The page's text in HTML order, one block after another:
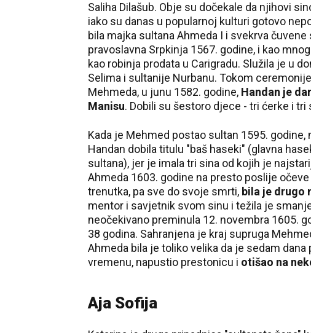
Saliha Dilašub. Obje su dočekale da njihovi
iako su danas u popularnoj kulturi gotovo
bila majka sultana Ahmeda I i svekrva
pravoslavna Srpkinja 1567. godine, i kao
kao robinja prodata u Carigradu. Služila je u
Selima i sultanije Nurbanu. Tokom
Mehmeda, u junu 1582. godine, Handan je
Manisu. Dobili su šestoro djece - tri ćerke i
Kada je Mehmed postao sultan 1595.
Handan dobila titulu "baš haseki" (glavna
sultana), jer je imala tri sina od kojih je
Ahmeda 1603. godine na presto poslije
trenutka, pa sve do svoje smrti, bila je drugo
mentor i savjetnik svom sinu i težila je
neočekivano preminula 12. novembra 1605.
38 godina. Sahranjena je kraj supruga
Ahmeda bila je toliko velika da je sedam
vremenu, napustio prestonicu i otišao na
Aja Sofija